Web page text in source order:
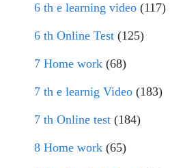
6 th e learning video (117)
6 th Online Test (125)
7 Home work (68)
7 th e learnig Video (183)
7 th Online test (184)
8 Home work (65)